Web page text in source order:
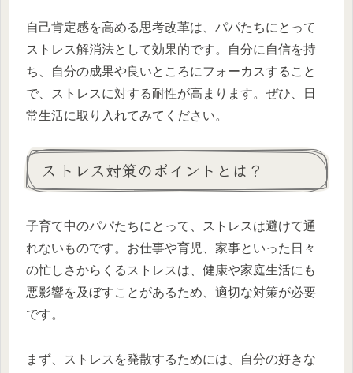
自己肯定感を高める思考改革は、パパたちにとって
ストレス解消法として効果的です。自分に自信を持
ち、自分の成果や良いところにフォーカスすること
で、ストレスに対する耐性が高まります。ぜひ、日
常生活に取り入れてみてください。
ストレス対策のポイントとは？
子育て中のパパたちにとって、ストレスは避けて通
れないものです。お仕事や育児、家事といった日々
の忙しさからくるストレスは、健康や家庭生活にも
悪影響を及ぼすことがあるため、適切な対策が必要
です。
まず、ストレスを発散するためには、自分の好きな